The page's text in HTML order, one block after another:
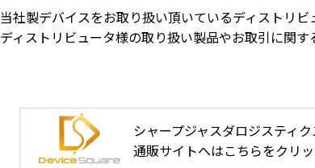
当社製デバイスをお取り扱い頂いているディストリ
ディストリビュータ様の取り扱い製品やお取引に関
シャープジャスダロジスティ
通販サイトへはこちらをクリ